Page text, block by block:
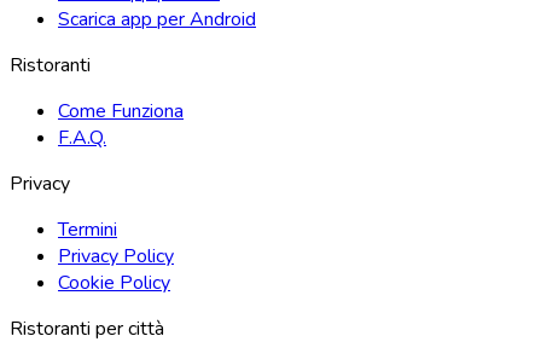
Scarica app per Android
Ristoranti
Come Funziona
F.A.Q.
Privacy
Termini
Privacy Policy
Cookie Policy
Ristoranti per città